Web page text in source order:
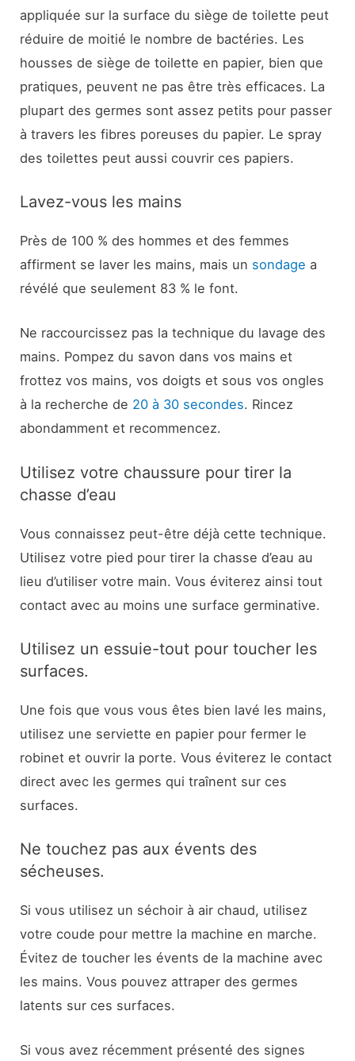
appliquée sur la surface du siège de toilette peut
réduire de moitié le nombre de bactéries. Les
housses de siège de toilette en papier, bien que
pratiques, peuvent ne pas être très efficaces. La
plupart des germes sont assez petits pour passer
à travers les fibres poreuses du papier. Le spray
des toilettes peut aussi couvrir ces papiers.
Lavez-vous les mains
Près de 100 % des hommes et des femmes
affirment se laver les mains, mais un sondage a
révélé que seulement 83 % le font.
Ne raccourcissez pas la technique du lavage des
mains. Pompez du savon dans vos mains et
frottez vos mains, vos doigts et sous vos ongles
à la recherche de 20 à 30 secondes. Rincez
abondamment et recommencez.
Utilisez votre chaussure pour tirer la
chasse d’eau
Vous connaissez peut-être déjà cette technique.
Utilisez votre pied pour tirer la chasse d’eau au
lieu d’utiliser votre main. Vous éviterez ainsi tout
contact avec au moins une surface germinative.
Utilisez un essuie-tout pour toucher les
surfaces.
Une fois que vous vous êtes bien lavé les mains,
utilisez une serviette en papier pour fermer le
robinet et ouvrir la porte. Vous éviterez le contact
direct avec les germes qui traînent sur ces
surfaces.
Ne touchez pas aux évents des
sécheuses.
Si vous utilisez un séchoir à air chaud, utilisez
votre coude pour mettre la machine en marche.
Évitez de toucher les évents de la machine avec
les mains. Vous pouvez attraper des germes
latents sur ces surfaces.
Si vous avez récemment présenté des signes